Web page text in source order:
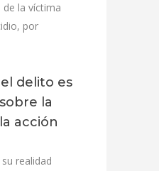
la víctima
por
delito es
la
acción
realidad